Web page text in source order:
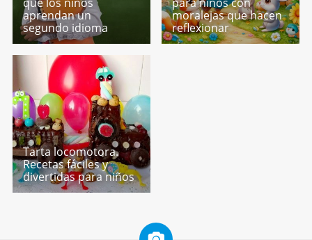
aprendan un
segundo idioma
moralejas que hacen
reflexionar
Tarta locomotora.
Recetas fáciles y
divertidas para niños